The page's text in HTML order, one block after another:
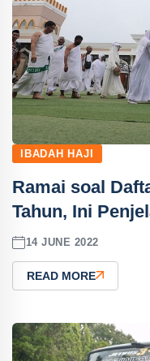
IBADAH HAJI
Ramai soal
Tahun, Ini
14 JUNE 2022
READ MORE